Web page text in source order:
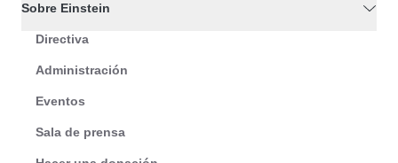
Sobre Einstein
Directiva
Administración
Eventos
Sala de prensa